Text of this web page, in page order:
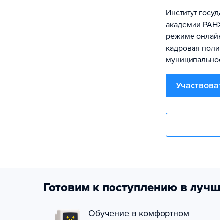
Институт
академии
режиме
кадровая
Готовим к поступлению в
Обучение в комфортном